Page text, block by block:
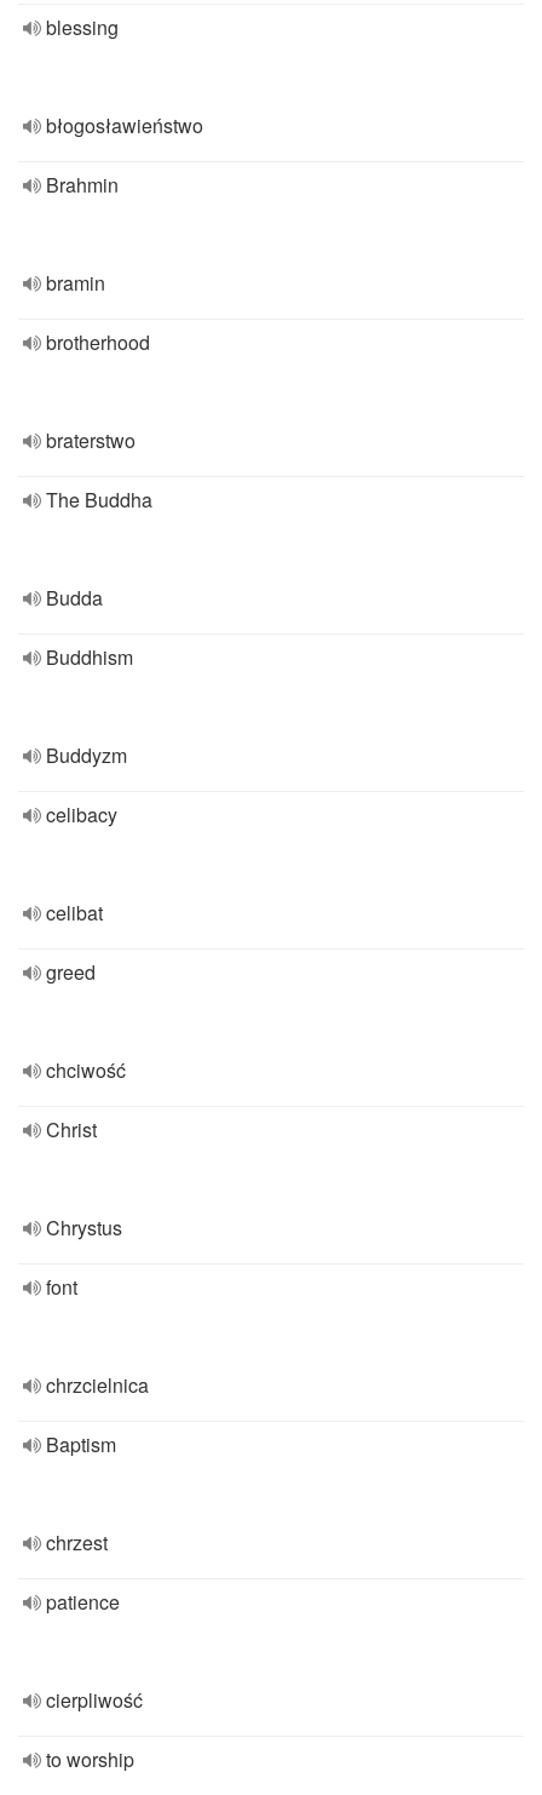
blessing
błogosławieństwo
Brahmin
bramin
brotherhood
braterstwo
The Buddha
Budda
Buddhism
Buddyzm
celibacy
celibat
greed
chciwość
Christ
Chrystus
font
chrzcielnica
Baptism
chrzest
patience
cierpliwość
to worship